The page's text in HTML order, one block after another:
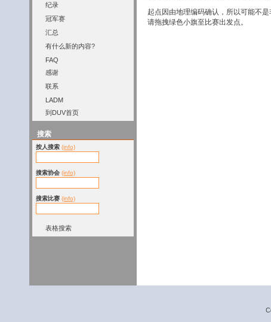
纪录
冠军赛
汇总
有什么新的内容?
FAQ
感谢
联系
LADM
到DUV首页
搜索
按人搜索 (info)
搜索协会 (info)
搜索比赛 (info)
表格搜索
起点因由地理编码确认，所以可能不是
请拖拽绿色小旗至比赛出发点。